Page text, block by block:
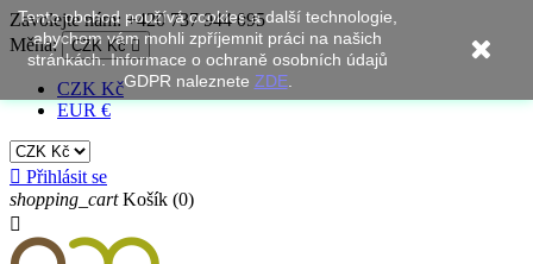
Zavolejte nám: +420 737 944 095
Měna:
CZK Kč 
CZK Kč
EUR €
 Přihlásit se
shopping_cart Košík (0)

Tento obchod používá cookies a další technologie,
abychom vám mohli zpříjemnit práci na našich
stránkách. Informace o ochraně osobních údajů
GDPR naleznete ZDE.